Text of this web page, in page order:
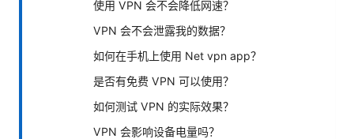
使用 VPN 会不会降低网速？
VPN 会不会泄露我的数据？
如何在手机上使用 Net vpn app？
是否有免费 VPN 可以使用？
如何测试 VPN 的实际效果？
VPN 会影响设备电量吗？